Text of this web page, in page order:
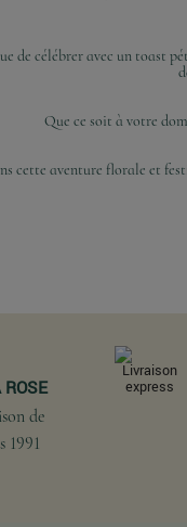
de célébrer avec un toast
Que ce soit à votre
cette aventure florale et
de
1991